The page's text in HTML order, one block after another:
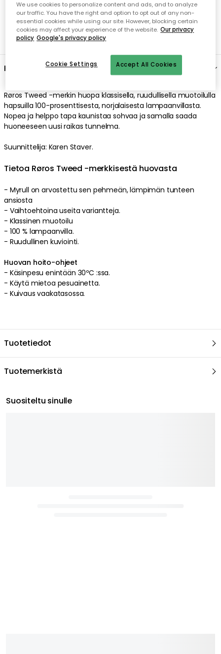
Kuvaus
Røros Tweed -merkin huopa klassisella, ruudullisella muotoilulla
hapsuilla 100-prosenttisesta, norjalaisesta lampaanvillasta.
Nopea ja helppo tapa kaunistaa sohvaa ja samalla saada
huoneeseen uusi raikas tunnelma.
Suunnittelija: Karen Staver.
Tietoa Røros Tweed -merkkisestä huovasta
- Myrull on arvostettu sen pehmeän, lämpimän tunteen
ansiosta
- Vaihtoehtoina useita variantteja.
- Klassinen muotoilu
- 100 % lampaanvilla.
- Ruudullinen kuviointi.
Huovan hoito-ohjeet
- Käsinpesu enintään 30ºC :ssa.
- Käytä mietoa pesuainetta.
- Kuivaus vaakatasossa.
Tuotetiedot
Tuotemerkistä
Suositeltu sinulle
We use cookies to personalize content and ads, and to analyze
our traffic. You have the right and option to opt out of any non-
essential cookies while using our site. However, blocking certain
cookies may affect your experience of the website. Our privacy
policy Google's privacy policy
Accept All Cookies
Cookie Settings